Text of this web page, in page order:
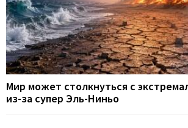
Мир может столкнуться с
из-за супер Эль-Ниньо